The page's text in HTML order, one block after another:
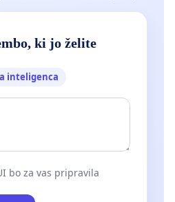
ki jo želite
inteligenca
bo za vas pripravila